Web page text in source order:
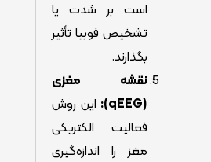
است بر شدت یا
تشخیص فوبیا تأثیر
بگذارند.
نقشه مغزی
(qEEG):
این روش
فعالیت الکتریکی
مغز را اندازه‌گیری